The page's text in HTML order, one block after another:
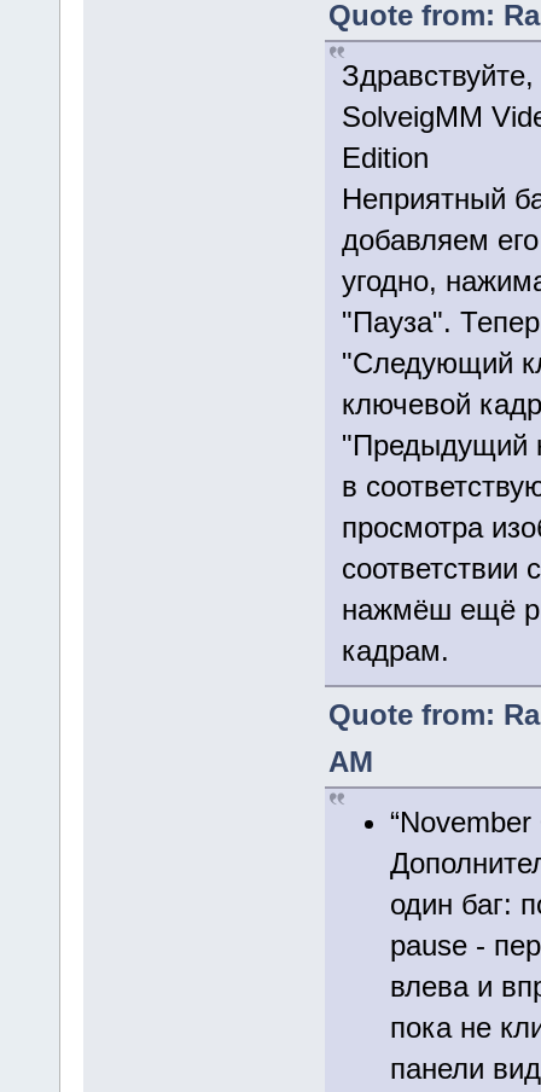
Quote from:
Здравствуйте,
SolveigMM
Edition
Неприятный
добавляем
угодно,
"Пауза".
"Следующий
ключевой
"Предыдущий
в
просмотра
нажмёш ещё
кадрам.
Quote from:
AM
один баг:
pause -
влева и
пока не
панели